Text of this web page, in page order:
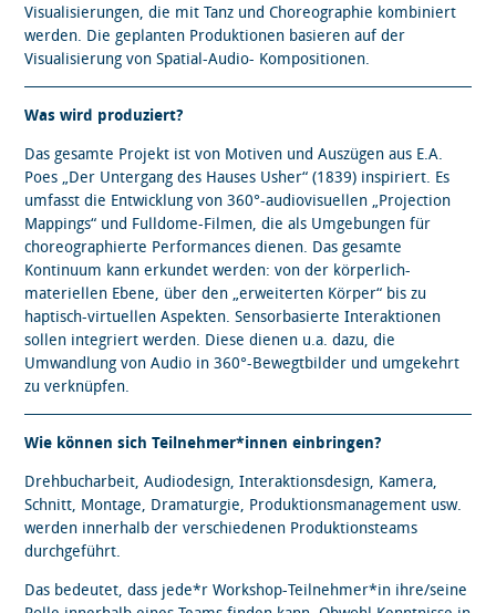
Visualisierungen, die mit Tanz und Choreographie kombiniert
werden. Die geplanten Produktionen basieren auf der
Visualisierung von Spatial-Audio- Kompositionen.
Was wird produziert?
Das gesamte Projekt ist von Motiven und Auszügen aus E.A.
Poes „Der Untergang des Hauses Usher“ (1839) inspiriert. Es
umfasst die Entwicklung von 360°-audiovisuellen „Projection
Mappings“ und Fulldome-Filmen, die als Umgebungen für
choreographierte Performances dienen. Das gesamte
Kontinuum kann erkundet werden: von der körperlich-
materiellen Ebene, über den „erweiterten Körper“ bis zu
haptisch-virtuellen Aspekten. Sensorbasierte Interaktionen
sollen integriert werden. Diese dienen u.a. dazu, die
Umwandlung von Audio in 360°-Bewegtbilder und umgekehrt
zu verknüpfen.
Wie können sich Teilnehmer*innen einbringen?
Drehbucharbeit, Audiodesign, Interaktionsdesign, Kamera,
Schnitt, Montage, Dramaturgie, Produktionsmanagement usw.
werden innerhalb der verschiedenen Produktionsteams
durchgeführt.
Das bedeutet, dass jede*r Workshop-Teilnehmer*in ihre/seine